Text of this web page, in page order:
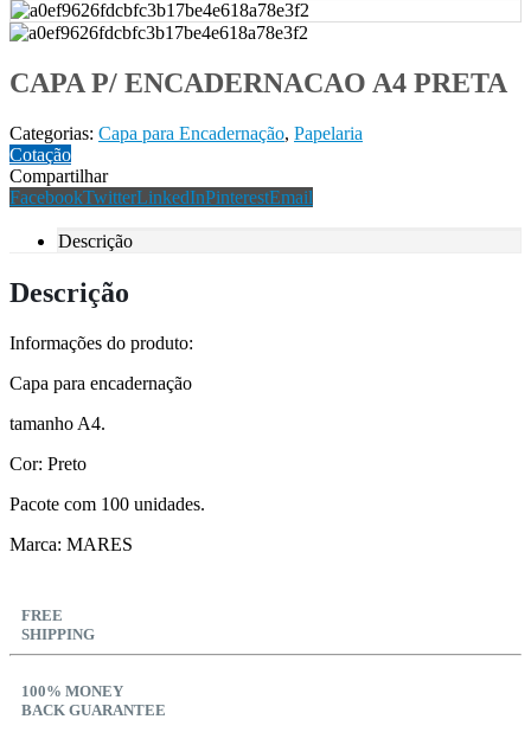
CAPA P/ ENCADERNACAO A4 PRETA
Categorias: Capa para Encadernação, Papelaria
Cotação
Compartilhar
FacebookTwitterLinkedInPinterestEmail
Descrição
Descrição
Informações do produto:
Capa para encadernação
tamanho A4.
Cor: Preto
Pacote com 100 unidades.
Marca: MARES
FREE
SHIPPING
100% MONEY
BACK GUARANTEE